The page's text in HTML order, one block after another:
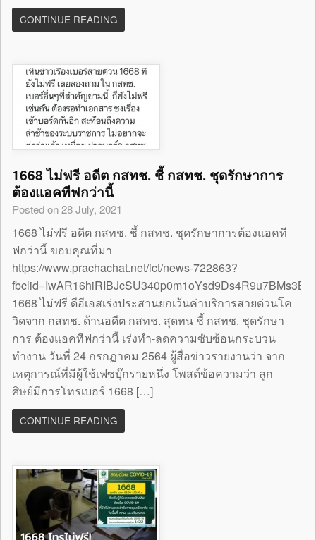
CONTINUE READING
1668 ไม่ฟรี อดีต กสทช. ชี้ กสทช. ชุดรักษาการ
ต้องแอคทีฟกว่านี้
Posted on 28 July, 2021
1668 ไม่ฟรี อดีต กสทช. ชี้ กสทช. ชุดรักษาการต้องแอคที
ฟกว่านี้ ขอบคุณที่มา
https://www.prachachat.net/ict/news-722863?
1668 ไม่ฟรี ดีอีเอสเร่งประสานยกเว้นค่าบริการสายด่วนโค
วิดจาก กสทช. ด้านอดีต กสทช. สุดทน ชี้ กสทช. ชุดรักษา
การ ต้องแอคทีฟกว่านี้ เร่งทำ-ลดความซับซ้อนกระบวน
ทำงาน วันที่ 24 กรกฏาคม 2564 ผู้สื่อข่าวรายงานว่า จาก
เหตุการณ์ที่มีผู้ใช้เฟซบุ๊กรายหนึ่ง โพสต์ข้อความว่า ลูก
ศิษย์มีการโทรเบอร์ 1668 […]
CONTINUE READING